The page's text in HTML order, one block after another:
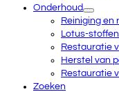
Onderhoud
Reiniging en
Lotus-
Restauratie
Herstel van
Restauratie
Zoeken